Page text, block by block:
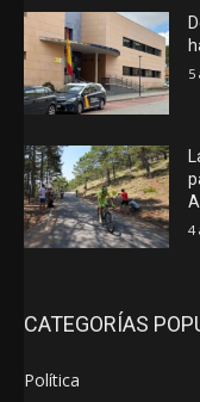
5
4
CATEGORÍAS
Política